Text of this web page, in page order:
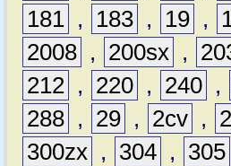
181 , 183 , 19 ,
2008 , 200sx ,
212 , 220 , 240 ,
288 , 29 , 2cv ,
300zx , 304 , 305